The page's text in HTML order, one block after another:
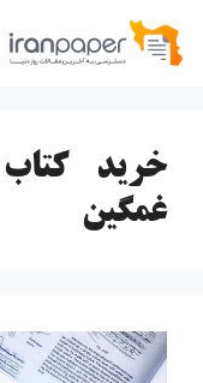
پرش
خرید
غمگین